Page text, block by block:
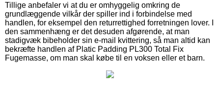
Tillige anbefaler vi at du er omhyggelig omkring de
grundlæggende vilkår der spiller ind i forbindelse med
handlen, for eksempel den returrettighed forretningen lover. I
den sammenhæng er det desuden afgørende, at man
stadigvæk bibeholder sin e-mail kvittering, så man altid kan
bekræfte handlen af Platic Padding PL300 Total Fix
Fugemasse, om man skal købe til en voksen eller et barn.